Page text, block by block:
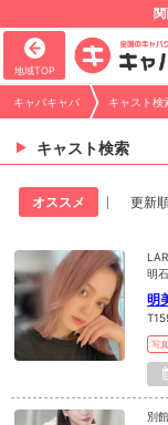
地域TOP
キャバキャバ キャスト検
キャスト検索
オススメ 更新
明
明
写真
別